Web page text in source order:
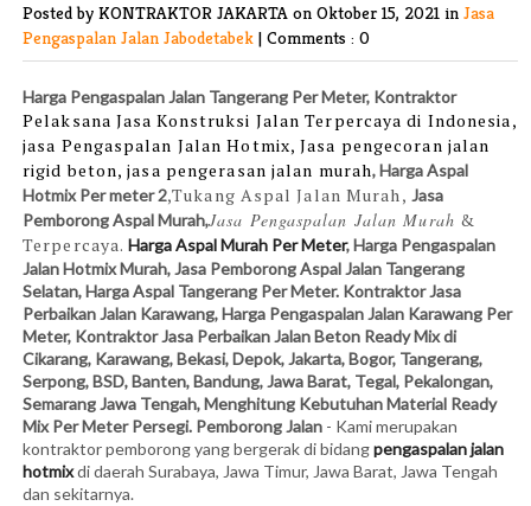
Posted by KONTRAKTOR JAKARTA on Oktober 15, 2021 in Jasa
Pengaspalan Jalan Jabodetabek | Comments : 0
Harga Pengaspalan Jalan Tangerang Per Meter, Kontraktor
Pelaksana Jasa Konstruksi Jalan Terpercaya di Indonesia,
jasa Pengaspalan Jalan Hotmix, Jasa pengecoran jalan
rigid beton, jasa pengerasan jalan murah, Harga Aspal
Hotmix Per meter 2,Tukang Aspal Jalan Murah, Jasa
Pemborong Aspal Murah,Jasa Pengaspalan Jalan Murah &
Terpercaya.Harga Aspal Murah Per Meter, Harga Pengaspalan
Jalan Hotmix Murah, Jasa Pemborong Aspal Jalan Tangerang
Selatan, Harga Aspal Tangerang Per Meter. Kontraktor Jasa
Perbaikan Jalan Karawang, Harga Pengaspalan Jalan Karawang Per
Meter, Kontraktor Jasa Perbaikan Jalan Beton Ready Mix di
Cikarang, Karawang, Bekasi, Depok, Jakarta, Bogor, Tangerang,
Serpong, BSD, Banten, Bandung, Jawa Barat, Tegal, Pekalongan,
Semarang Jawa Tengah, Menghitung Kebutuhan Material Ready
Mix Per Meter Persegi. Pemborong Jalan - Kamimerupakan
kontraktor pemborong yang bergerak di bidangpengaspalan jalan
hotmixdi daerah Surabaya, Jawa Timur, Jawa Barat, Jawa Tengah
dan sekitarnya.